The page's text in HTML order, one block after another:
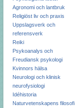
Agronomi och lantbruk
Religiöst liv och praxis
Uppslagsverk och
referensverk
Reiki
Psykoanalys och
Freudiansk psykologi
Kvinnors hälsa
Neurologi och klinisk
neurofysiologi
Idéhistoria
Naturvetenskapens filosofi